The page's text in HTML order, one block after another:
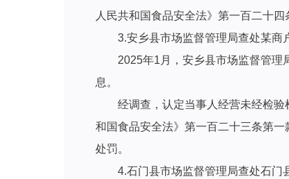
人民共和国食品安全法》第一百二十
3.安乡县市场监督管理局查处某商
2025年1月，安乡县市场监督管理
息。
经调查，认定当事人经营未经检
和国食品安全法》第一百二十三条第
处罚。
4.石门县市场监督管理局查处石门